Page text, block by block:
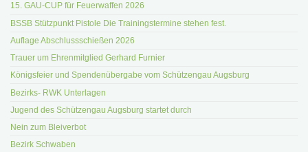
15. GAU-CUP für Feuerwaffen 2026
BSSB Stützpunkt Pistole Die Trainingstermine stehen fest.
Auflage Abschlussschießen 2026
Trauer um Ehrenmitglied Gerhard Furnier
Königsfeier und Spendenübergabe vom Schützengau Augsburg
Bezirks- RWK Unterlagen
Jugend des Schützengau Augsburg startet durch
Nein zum Bleiverbot
Bezirk Schwaben